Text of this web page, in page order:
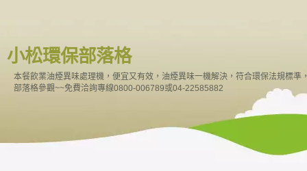
小松環保部落格
本餐飲業油煙異味處理機，便宜又有效，油煙異味一機解決，符合環保法規標
部落格參觀~~免費洽詢專線0800-006789或04-22585882